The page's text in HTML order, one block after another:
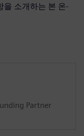
을 소개하는 본 온-
Partner